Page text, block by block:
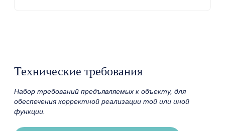
Технические требования
Набор требований предъявляемых к объекту, для
обеспечения корректной реализации той или иной
функции.